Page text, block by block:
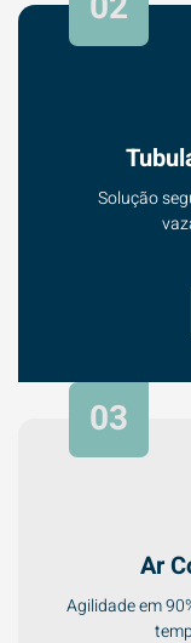
Solução
Ar
Agilidade em
03